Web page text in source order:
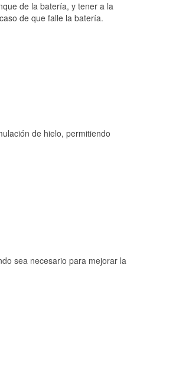
de la batería, y tener a la
de que falle la batería.
de hielo, permitiendo
sea necesario para mejorar la